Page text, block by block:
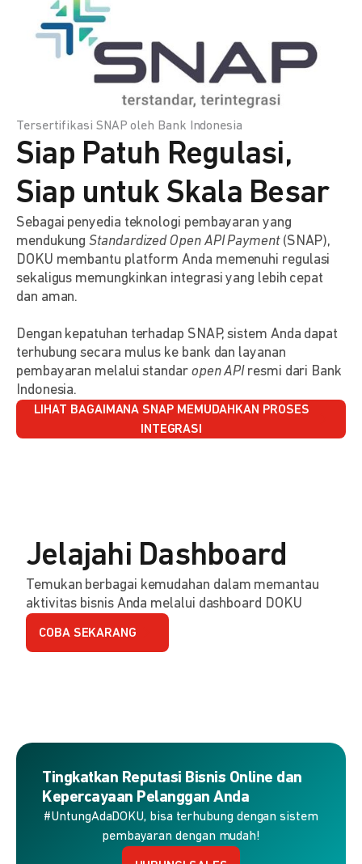
Tersertifikasi SNAP oleh Bank Indonesia
Siap Patuh Regulasi,
Siap untuk Skala Besar
Sebagai penyedia teknologi pembayaran yang
mendukungStandardized Open API Payment(SNAP),
DOKU membantu platform Anda memenuhi regulasi
sekaligus memungkinkan integrasi yang lebih cepat
dan aman.
Dengan kepatuhan terhadap SNAP, sistem Anda dapat
terhubung secara mulus ke bank dan layanan
pembayaran melalui standar open APIresmi dari Bank
Indonesia.
LIHAT BAGAIMANA SNAP MEMUDAHKAN PROSES
INTEGRASI
Jelajahi Dashboard
Temukan berbagai kemudahan dalam memantau
aktivitas bisnis Anda melalui dashboard DOKU
COBA SEKARANG
Tingkatkan Reputasi Bisnis Online dan
Kepercayaan Pelanggan Anda
#UntungAdaDOKU, bisa terhubung dengan sistem
pembayaran dengan mudah!